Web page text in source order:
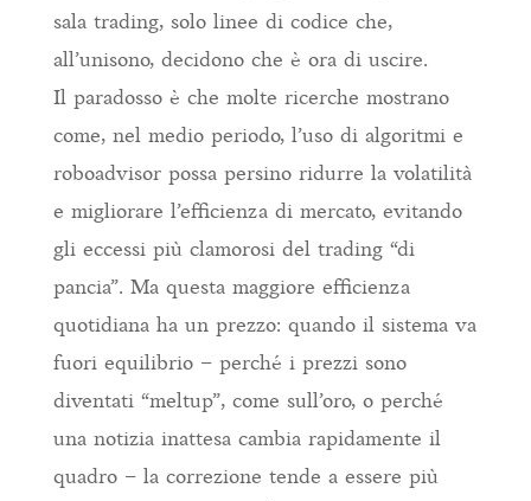
sala trading, solo linee di codice che,
all’unisono, decidono che è ora di uscire.
Il paradosso è che molte ricerche mostrano
come, nel medio periodo, l’uso di algoritmi e
roboadvisor possa persino ridurre la volatilità
e migliorare l’efficienza di mercato, evitando
gli eccessi più clamorosi del trading “di
pancia”. Ma questa maggiore efficienza
quotidiana ha un prezzo: quando il sistema va
fuori equilibrio – perché i prezzi sono
diventati “meltup”, come sull’oro, o perché
una notizia inattesa cambia rapidamente il
quadro – la correzione tende a essere più